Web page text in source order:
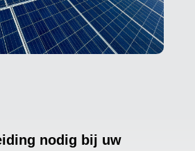
nodig bij uw